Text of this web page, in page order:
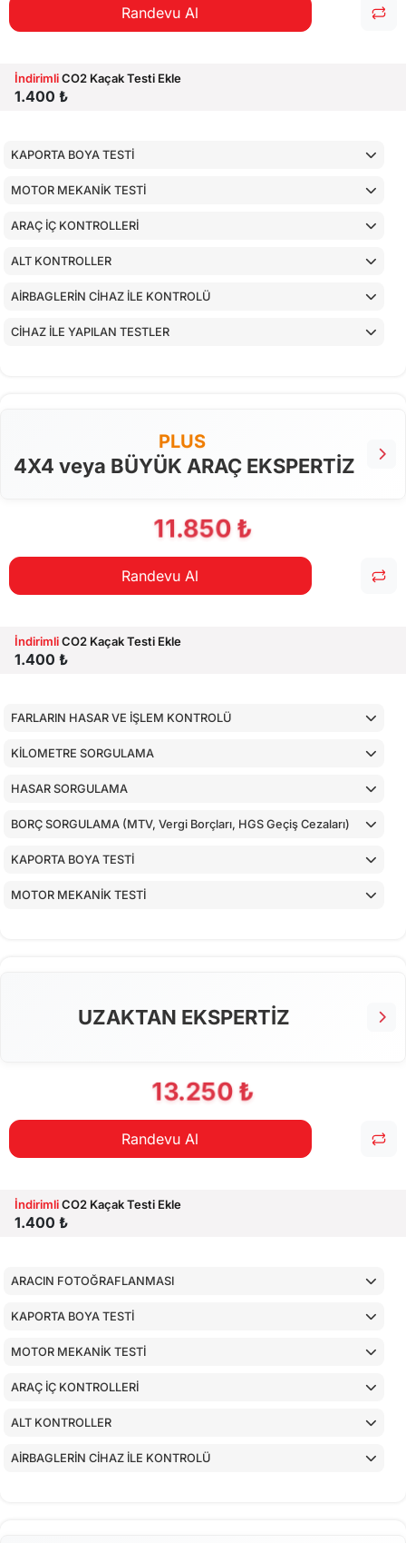
Randevu Al
İndirimliCO2 Kaçak Testi Ekle
1.400 ₺
KAPORTA BOYA TESTİ
MOTOR MEKANİK TESTİ
ARAÇ İÇ KONTROLLERİ
ALT KONTROLLER
AİRBAGLERİN CİHAZ İLE KONTROLÜ
CİHAZ İLE YAPILAN TESTLER
PLUS
4X4 veya BÜYÜK ARAÇ EKSPERTİZ
11.850 ₺
Randevu Al
İndirimliCO2 Kaçak Testi Ekle
1.400 ₺
FARLARIN HASAR VE İŞLEM KONTROLÜ
KİLOMETRE SORGULAMA
HASAR SORGULAMA
BORÇ SORGULAMA (MTV, Vergi Borçları, HGS Geçiş Cezaları)
KAPORTA BOYA TESTİ
MOTOR MEKANİK TESTİ
UZAKTAN EKSPERTİZ
13.250 ₺
Randevu Al
İndirimliCO2 Kaçak Testi Ekle
1.400 ₺
ARACIN FOTOĞRAFLANMASI
KAPORTA BOYA TESTİ
MOTOR MEKANİK TESTİ
ARAÇ İÇ KONTROLLERİ
ALT KONTROLLER
AİRBAGLERİN CİHAZ İLE KONTROLÜ